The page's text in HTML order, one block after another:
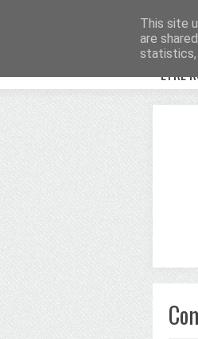
ETRE
This site
are
statistics,